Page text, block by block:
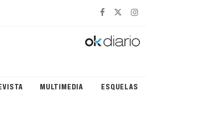
MULTIMEDIA ESQUELAS